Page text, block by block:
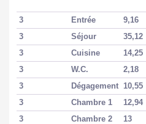
Bien soumis à
l'encadrement des
loyers
Charges copropriété
Taxe Foncière
3 Entrée
9,16
3
Séjour
35,12
3
Cuisine
14,25
3
W.C.
2,18
3
Dégagement 10,55
3
Chambre 1
12,94
3
Chambre 2
13